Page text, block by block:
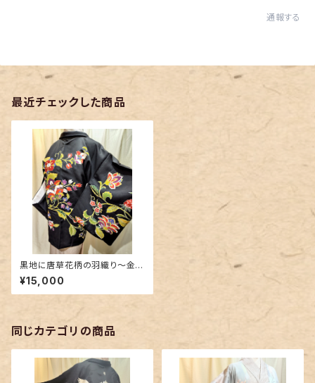
通報する
最近チェックした商品
黒地に唐草花柄の羽織り〜金彩
と金駒刺繍〜
¥15,000
同じカテゴリの商品